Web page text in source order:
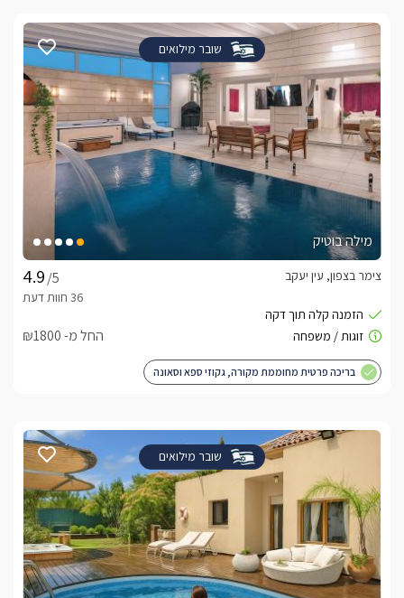
שובר מילואים
מילה בוטיק
/5
צימר בצפון, עין יעקב
החל מ- ₪1800
בריכה פרטית מחוממת מקורה, גקוזי ספא וסאונה
שובר מילואים